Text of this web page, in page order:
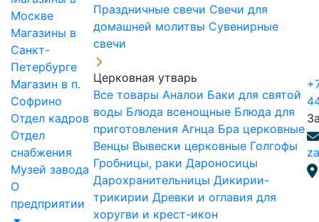
Москве
Магазины в
Санкт-
Петербурге
Магазин в п.
Софрино
Отдел кадров
Отдел
снабжения
Музей завода
О
предприятии
Праздничные свечи Свечи для
домашней молитвы Сувенирные
свечи
Церковная утварь
Все товары Аналои Баки для святой
воды Блюда всенощные Блюда для
приготовления Агнца Бра церковные
Венцы Вывески церковные Голгофы
Гробницы, раки Дароносицы
Дарохранительницы Дикирии-
трикирии Древки и оглавия для
хоругви и крест-икон